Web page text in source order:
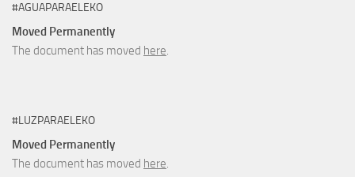
#AGUAPARAELEKO
Moved Permanently
The document has moved here.
#LUZPARAELEKO
Moved Permanently
The document has moved here.